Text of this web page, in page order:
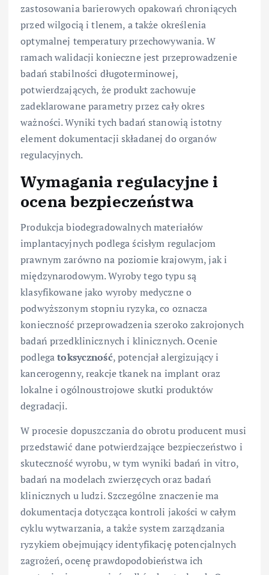
zastosowania barierowych opakowań chroniących
przed wilgocią i tlenem, a także określenia
optymalnej temperatury przechowywania. W
ramach walidacji konieczne jest przeprowadzenie
badań stabilności długoterminowej,
potwierdzających, że produkt zachowuje
zadeklarowane parametry przez cały okres
ważności. Wyniki tych badań stanowią istotny
element dokumentacji składanej do organów
regulacyjnych.
Wymagania regulacyjne i
ocena bezpieczeństwa
Produkcja biodegradowalnych materiałów
implantacyjnych podlega ścisłym regulacjom
prawnym zarówno na poziomie krajowym, jak i
międzynarodowym. Wyroby tego typu są
klasyfikowane jako wyroby medyczne o
podwyższonym stopniu ryzyka, co oznacza
konieczność przeprowadzenia szeroko zakrojonych
badań przedklinicznych i klinicznych. Ocenie
podlegatoksyczność, potencjał alergizujący i
kancerogenny, reakcje tkanek na implant oraz
lokalne i ogólnoustrojowe skutki produktów
degradacji.
W procesie dopuszczania do obrotu producent musi
przedstawić dane potwierdzające bezpieczeństwo i
skuteczność wyrobu, w tym wyniki badań in vitro,
badań na modelach zwierzęcych oraz badań
klinicznych u ludzi. Szczególne znaczenie ma
dokumentacja dotycząca kontroli jakości w całym
cyklu wytwarzania, a także system zarządzania
ryzykiem obejmujący identyfikację potencjalnych
zagrożeń, ocenę prawdopodobieństwa ich